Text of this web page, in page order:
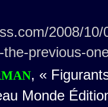
2008/
previous-
, «
Monde